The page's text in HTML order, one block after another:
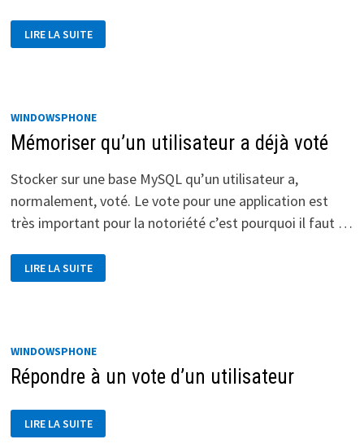
:
WAIT
LIRE LA SUITE
WINDOWSPHONE
Mémoriser qu’un utilisateur a déjà voté
Stocker sur une base MySQL qu’un utilisateur a,
normalement, voté. Le vote pour une application est
très important pour la notoriété c’est pourquoi il faut …
QU’UN
UTILISATEUR
LIRE LA SUITE
WINDOWSPHONE
Répondre à un vote d’un utilisateur
À
UN
LIRE LA SUITE